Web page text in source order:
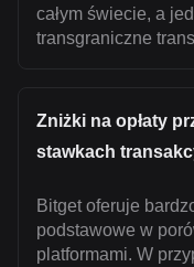
całym świecie, a
transgraniczne
Zniżki na opłaty
stawkach
Bitget oferuje
podstawowe w
platformami. W